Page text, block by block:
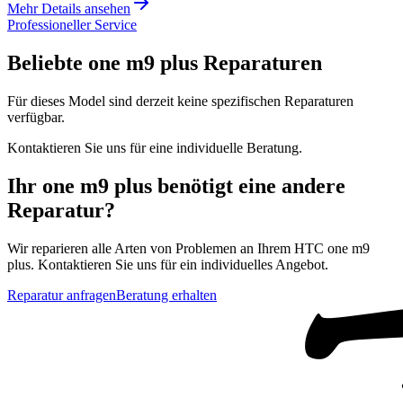
Mehr Details ansehen
Professioneller Service
Beliebte one m9 plus Reparaturen
Für dieses Model sind derzeit keine spezifischen Reparaturen
verfügbar.
Kontaktieren Sie uns für eine individuelle Beratung.
Ihr one m9 plus benötigt eine andere
Reparatur?
Wir reparieren alle Arten von Problemen an Ihrem HTC one m9
plus. Kontaktieren Sie uns für ein individuelles Angebot.
Reparatur anfragenBeratung erhalten